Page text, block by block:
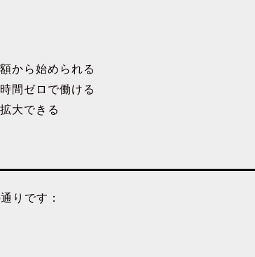
から始められる
間ゼロで働ける
大できる
りです：